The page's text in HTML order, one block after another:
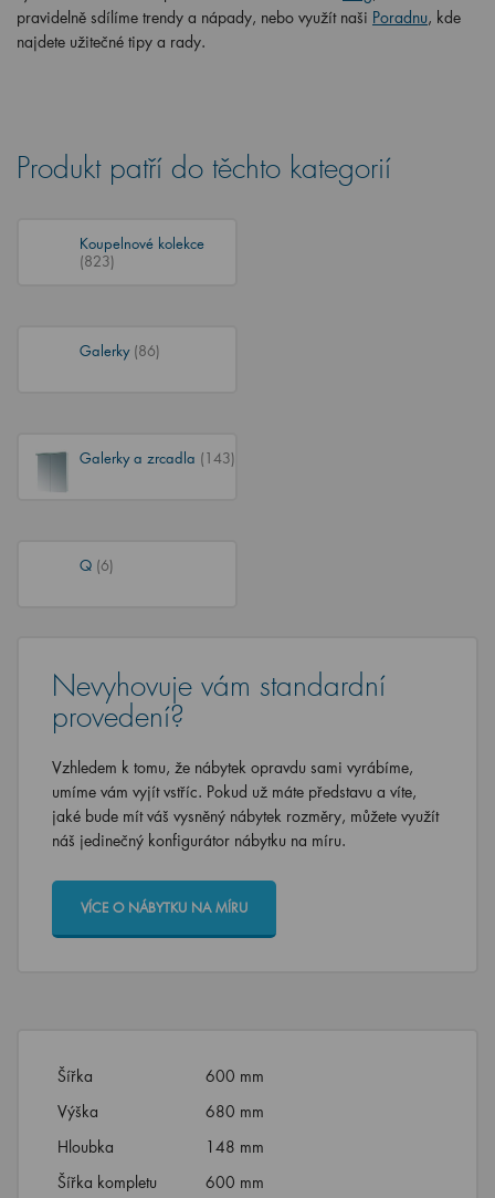
pravidelně sdílíme trendy a nápady, nebo využít naši Poradnu, kde
najdete užitečné tipy a rady.
Produkt patří do těchto kategorií
Koupelnové kolekce
(823)
Galerky (86)
Galerky a zrcadla (143)
Q (6)
Nevyhovuje vám standardní
provedení?
Vzhledem k tomu, že nábytek opravdu sami vyrábíme,
umíme vám vyjít vstříc. Pokud už máte představu a víte,
jaké bude mít váš vysněný nábytek rozměry, můžete využít
náš jedinečný konfigurátor nábytku na míru.
VÍCE O NÁBYTKU NA MÍRU
Šířka
600 mm
Výška
680 mm
Hloubka
148 mm
Šířka kompletu
600 mm